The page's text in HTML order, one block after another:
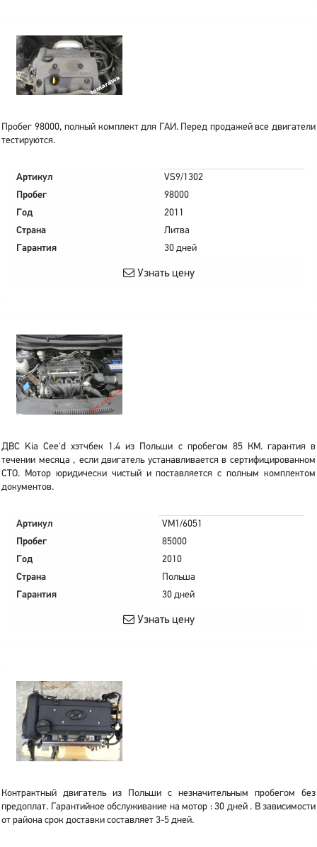
Пробег 98000, полный комплект для ГАИ. Перед продажей все двигатели
тестируются.
Артикул
VS9/1302
Пробег
98000
Год
2011
Страна
Литва
Гарантия
30 дней
Узнать цену
ДВС Kia Cee'd хэтчбек 1.4 из Польши с пробегом 85 КМ. гарантия в
течении месяца , если двигатель устанавливается в сертифицированном
СТО. Мотор юридически чистый и поставляется с полным комплектом
документов.
Артикул
VM1/6051
Пробег
85000
Год
2010
Страна
Польша
Гарантия
30 дней
Узнать цену
Контрактный двигатель из Польши с незначительным пробегом без
предоплат. Гарантийное обслуживание на мотор : 30 дней . В зависимости
от района срок доставки составляет 3-5 дней.